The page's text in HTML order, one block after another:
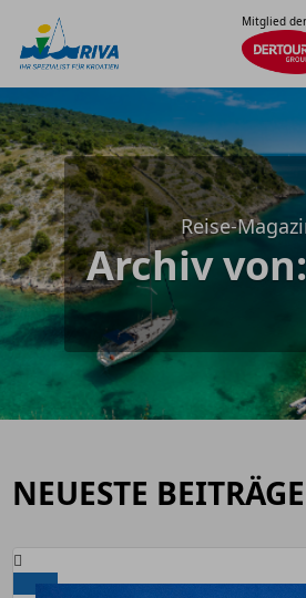
Mitglied der
Reise-
Archiv
NEUESTE BEITRÄGE